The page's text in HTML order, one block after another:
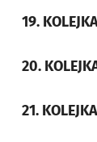
19.
20.
21.